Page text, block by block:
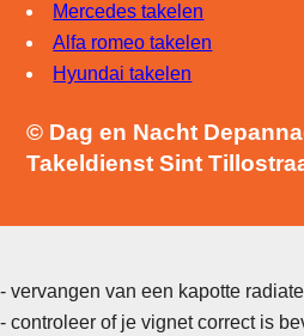
Mercedes takelen
Alfa romeo takelen
Hyundai takelen
© Dag en Nacht
Takeldienst Sint
- vervangen van een kapotte
- controleer of je vignet correct is